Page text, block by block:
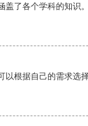
了各个学科的知识
根据自己的需求选